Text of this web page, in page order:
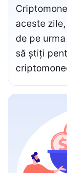
aceste
de pe
să știți